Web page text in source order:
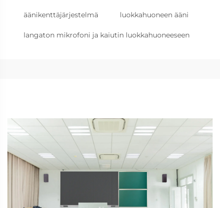
äänikenttäjärjestelmä luokkahuoneen ääni
langaton mikrofoni ja kaiutin luokkahuoneeseen